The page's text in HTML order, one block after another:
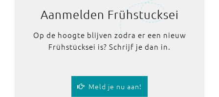
Aanmelden Frühstucksei
Op de hoogte blijven zodra er een nieuw
Frühstücksei is? Schrijf je dan in.
Meld je nu aan!